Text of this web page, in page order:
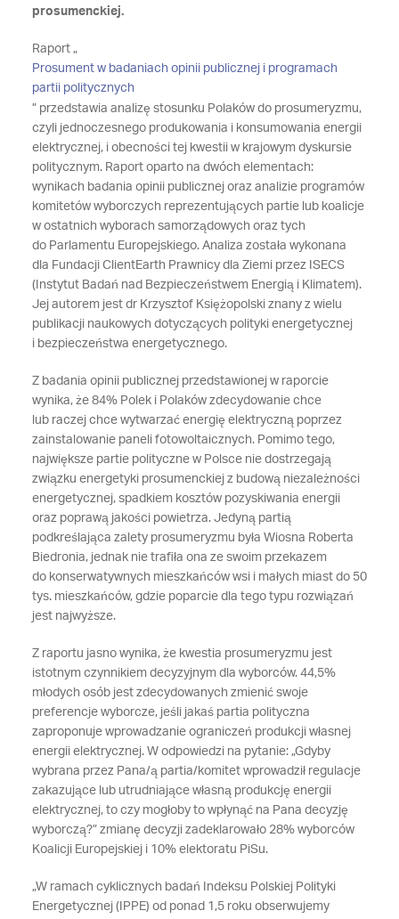
prosumenckiej.
Raport „
Prosument w badaniach opinii publicznej i programach
partii politycznych
” przedstawia analizę stosunku Polaków do prosumeryzmu,
czyli jednoczesnego produkowania i konsumowania energii
elektrycznej, i obecności tej kwestii w krajowym dyskursie
politycznym. Raport oparto na dwóch elementach:
wynikach badania opinii publicznej oraz analizie programów
komitetów wyborczych reprezentujących partie lub koalicje
w ostatnich wyborach samorządowych oraz tych
do Parlamentu Europejskiego. Analiza została wykonana
dla Fundacji ClientEarth Prawnicy dla Ziemi przez ISECS
(Instytut Badań nad Bezpieczeństwem Energią i Klimatem).
Jej autorem jest dr Krzysztof Księżopolski znany z wielu
publikacji naukowych dotyczących polityki energetycznej
i bezpieczeństwa energetycznego.
Z badania opinii publicznej przedstawionej w raporcie
wynika, że 84% Polek i Polaków zdecydowanie chce
lub raczej chce wytwarzać energię elektryczną poprzez
zainstalowanie paneli fotowoltaicznych. Pomimo tego,
największe partie polityczne w Polsce nie dostrzegają
związku energetyki prosumenckiej z budową niezależności
energetycznej, spadkiem kosztów pozyskiwania energii
oraz poprawą jakości powietrza. Jedyną partią
podkreślająca zalety prosumeryzmu była Wiosna Roberta
Biedronia, jednak nie trafiła ona ze swoim przekazem
do konserwatywnych mieszkańców wsi i małych miast do 50
tys. mieszkańców, gdzie poparcie dla tego typu rozwiązań
jest najwyższe.
Z raportu jasno wynika, że kwestia prosumeryzmu jest
istotnym czynnikiem decyzyjnym dla wyborców. 44,5%
młodych osób jest zdecydowanych zmienić swoje
preferencje wyborcze, jeśli jakaś partia polityczna
zaproponuje wprowadzanie ograniczeń produkcji własnej
energii elektrycznej. W odpowiedzi na pytanie: „Gdyby
wybrana przez Pana/ą partia/komitet wprowadził regulacje
zakazujące lub utrudniające własną produkcję energii
elektrycznej, to czy mogłoby to wpłynąć na Pana decyzję
wyborczą?” zmianę decyzji zadeklarowało 28% wyborców
Koalicji Europejskiej i 10% elektoratu PiSu.
„W ramach cyklicznych badań Indeksu Polskiej Polityki
Energetycznej (IPPE) od ponad 1,5 roku obserwujemy